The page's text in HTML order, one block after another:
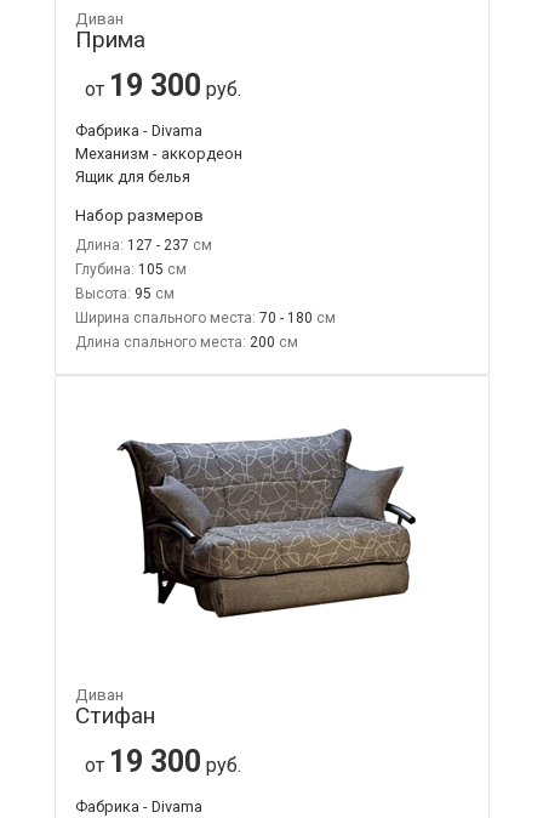
Диван
Прима
от 19 300 руб.
Фабрика - Divama
Механизм - аккордеон
Ящик для белья
Набор размеров
Длина: 127 - 237
Глубина: 105
Высота: 95
Ширина спального места: 70 - 180
Длина спального места: 200
Диван
Стифан
от 19 300 руб.
Фабрика - Divama